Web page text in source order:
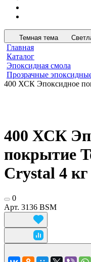
Темная тема
Главная
Каталог
Эпоксидная смола
Прозрачные
400 ХСК Эпоксидное
400 ХСК
покрытие
Crystal 4 кг
0
Арт. 3136 BSM